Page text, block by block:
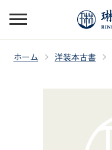
ホーム 洋装本古書